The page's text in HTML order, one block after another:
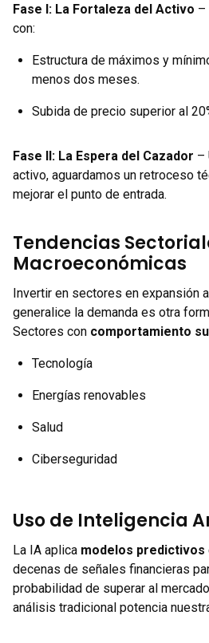
Fase I: La Fortaleza del Activo –
con:
Estructura de máximos y
menos dos meses.
Subida de precio superior al
Fase II: La Espera del Cazador –
activo, aguardamos un retroceso
mejorar el punto de entrada.
Tendencias
Macroeconómicas
Invertir en sectores en expansión
generalice la demanda es otra
Sectores con comportamiento
Tecnología
Energías renovables
Salud
Ciberseguridad
Uso de Inteligencia
La IA aplica modelos predictivos
decenas de señales financieras
probabilidad de superar al
análisis tradicional potencia